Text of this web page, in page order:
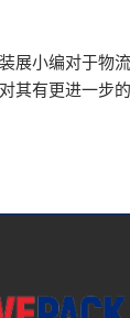
小编对于物流
其有更进一步的